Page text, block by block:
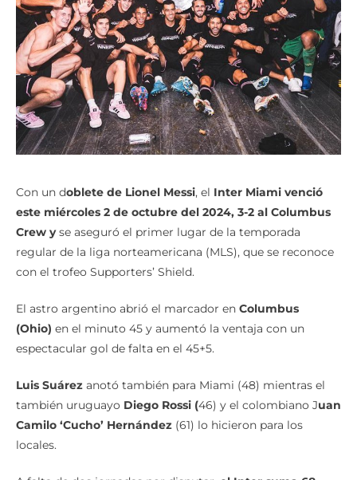
Con un doblete de Lionel Messi, el Inter Miami venció
este miércoles 2 de octubre del 2024, 3-2 al Columbus
Crew yse aseguró el primer lugar de la temporada
regular de la liga norteamericana (MLS), que se reconoce
con el trofeo Supporters’ Shield.
El astro argentino abrió el marcador en Columbus
(Ohio) en el minuto 45 y aumentó la ventaja con un
espectacular gol de falta en el 45+5.
Luis Suárez anotó también para Miami (48) mientras el
también uruguayo Diego Rossi (46) y el colombiano Juan
Camilo ‘Cucho’ Hernández (61) lo hicieron para los
locales.